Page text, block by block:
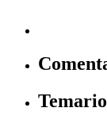
Temario